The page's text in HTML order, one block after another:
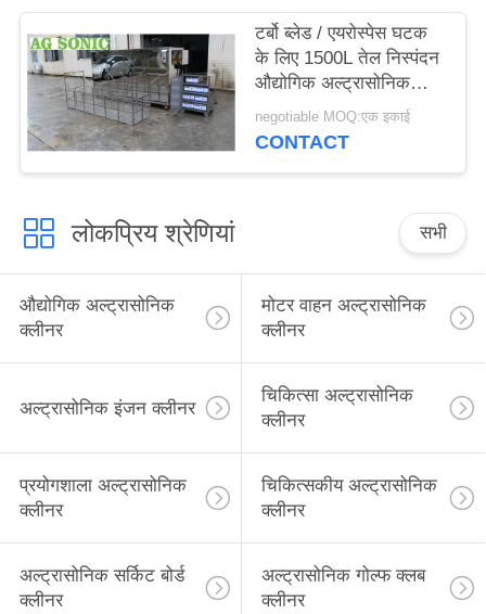
टर्बो ब्लेड / एयरोस्पेस घटक
के लिए 1500L तेल निस्पंदन
औद्योगिक अल्ट्रासोनिक
क्लीनर
negotiable MOQ:एक इकाई
CONTACT
लोकप्रिय श्रेणियां सभी
औद्योगिक अल्ट्रासोनिक
क्लीनर
मोटर वाहन अल्ट्रासोनिक
क्लीनर
अल्ट्रासोनिक इंजन क्लीनर
चिकित्सा अल्ट्रासोनिक
क्लीनर
प्रयोगशाला अल्ट्रासोनिक
क्लीनर
चिकित्सकीय अल्ट्रासोनिक
क्लीनर
अल्ट्रासोनिक सर्किट बोर्ड
क्लीनर
अल्ट्रासोनिक गोल्फ क्लब
क्लीनर